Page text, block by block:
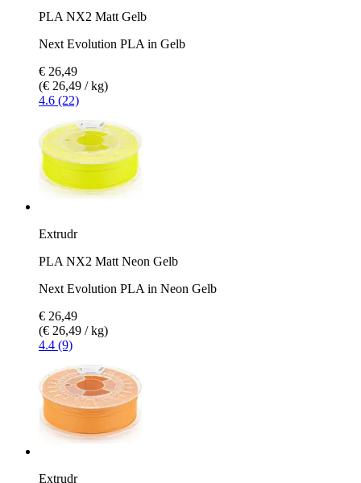
PLA NX2 Matt Gelb
Next Evolution PLA in Gelb
€ 26,49
(€ 26,49 / kg)
4.6 (22)
Extrudr
PLA NX2 Matt Neon Gelb
Next Evolution PLA in Neon Gelb
€ 26,49
(€ 26,49 / kg)
4.4 (9)
Extrudr